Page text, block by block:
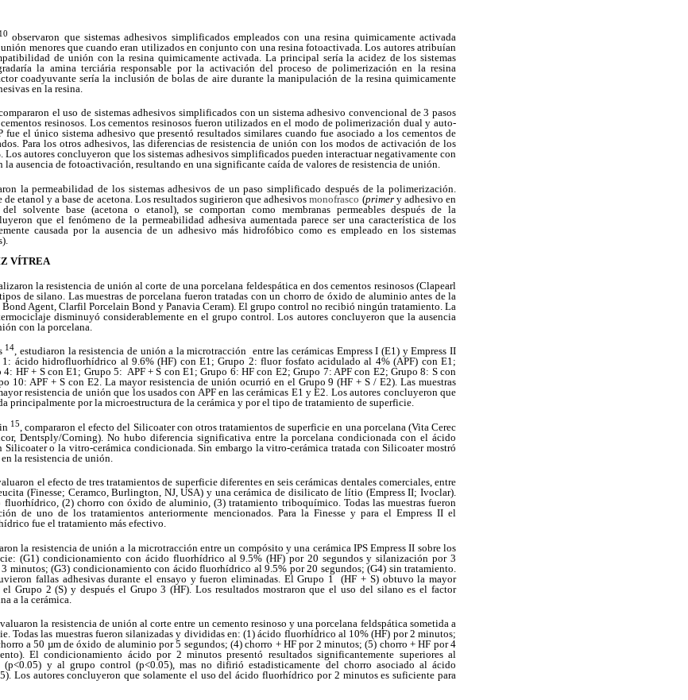
10 observaron que sistemas adhesivos simplificados empleados con una resina quimicamente activada
menores que cuando eran utilizados en conjunto con una resina fotoactivada. Los autores atribuían
de unión con la resina quimicamente activada. La principal sería la acidez de los sistemas
la amina terciária responsable por la activación del proceso de polimerización en la resina
coadyuvante sería la inclusión de bolas de aire durante la manipulación de la resina quimicamente
en la resina.
el uso de sistemas adhesivos simplificados con un sistema adhesivo convencional de 3 pasos
resinosos. Los cementos resinosos fueron utilizados en el modo de polimerización dual y auto-
el único sistema adhesivo que presentó resultados similares cuando fue asociado a los cementos de
Para los otros adhesivos, las diferencias de resistencia de unión con los modos de activación de los
Los autores concluyeron que los sistemas adhesivos simplificados pueden interactuar negativamente con
la ausencia de fotoactivación, resultando en una significante caída de valores de resistencia de unión.
la permeabilidad de los sistemas adhesivos de un paso simplificado después de la polimerización.
etanol y a base de acetona. Los resultados sugirieron que adhesivosmonofrasco (primer y adhesivo en
del solvente base (acetona o etanol), se comportan como membranas permeables después de la
que el fenómeno de la permeabilidad adhesiva aumentada parece ser una característica de los
causada por la ausencia de un adhesivo más hidrofóbico como es empleado en los sistemas
VÍTREA
la resistencia de unión al corte de una porcelana feldespática en dos cementos resinosos (Clapearl
de silano. Las muestras de porcelana fueron tratadas con un chorro de óxido de aluminio antes de la
Agent, Clarfil Porcelain Bond y Panavia Ceram). El grupo control no recibió ningún tratamiento. La
disminuyó considerablemente en el grupo control. Los autores concluyeron que la ausencia
con la porcelana.
14, estudiaron la resistencia de unión a la microtracción entre las cerámicas Empress I (E1) y Empress II
ácido hidrofluorhídrico al 9.6% (HF) con E1; Grupo 2: fluor fosfato acidulado al 4% (APF) con E1;
HF + S con E1; Grupo 5: APF + S con E1; Grupo 6: HF con E2; Grupo 7: APF con E2; Grupo 8: S con
10: APF + S con E2. La mayor resistencia de unión ocurrió en el Grupo 9 (HF + S / E2). Las muestras
resistencia de unión que los usados con APF en las cerámicas E1 y E2. Los autores concluyeron que
principalmente por la microestructura de la cerámica y por el tipo de tratamiento de superficie.
15 , compararon el efecto del Silicoater con otros tratamientos de superficie en una porcelana (Vita Cerec
Dentsply/Corning). No hubo diferencia significativa entre la porcelana condicionada con el ácido
o la vitro-cerámica condicionada. Sin embargo la vitro-cerámica tratada con Silicoater mostró
la resistencia de unión.
el efecto de tres tratamientos de superficie diferentes en seis cerámicas dentales comerciales, entre
(Finesse; Ceramco, Burlington, NJ, USA) y una cerámica de disilicato de lítio (Empress II; Ivoclar).
(2) chorro con óxido de aluminio, (3) tratamiento triboquímico. Todas las muestras fueron
de uno de los tratamientos anteriormente mencionados. Para la Finesse y para el Empress II el
fue el tratamiento más efectivo.
la resistencia de unión a la microtracción entre un compósito y una cerámica IPS Empress II sobre los
(G1) condicionamiento con ácido fluorhídrico al 9.5% (HF) por 20 segundos y silanización por 3
minutos; (G3) condicionamiento con ácido fluorhídrico al 9.5% por 20 segundos; (G4) sin tratamiento.
fallas adhesivas durante el ensayo y fueron eliminadas. El Grupo 1 (HF + S) obtuvo la mayor
Grupo 2 (S) y después el Grupo 3 (HF). Los resultados mostraron que el uso del silano es el factor
a la cerámica.
la resistencia de unión al corte entre un cemento resinoso y una porcelana feldspática sometida a
Todas las muestras fueron silanizadas y divididas en: (1) ácido fluorhídrico al 10% (HF) por 2 minutos;
a 50 µm de óxido de aluminio por 5 segundos; (4) chorro + HF por 2 minutos; (5) chorro + HF por 4
El condicionamiento ácido por 2 minutos presentó resultados significantemente superiores al
y al grupo control (p<0.05), mas no difirió estadisticamente del chorro asociado al ácido
Los autores concluyeron que solamente el uso del ácido fluorhídrico por 2 minutos es suficiente para